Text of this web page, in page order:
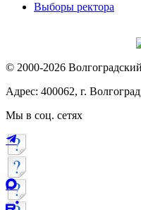
Выборы ректора
© 2000-2026
Адрес: 400062, г.
Мы в соц. сетях